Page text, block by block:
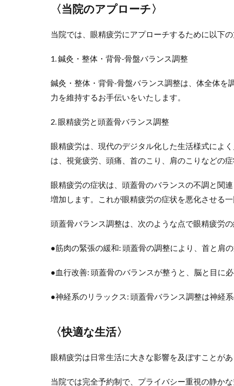
〈当院のアプローチ〉
当院では、眼精疲労にアプローチするために以下の
1. 鍼灸・整体・背骨-骨盤バランス調整
鍼灸・整体・背骨-骨盤バランス調整は、体全体を
力を維持するお手伝いをいたします。
2. 眼精疲労と頭蓋骨バランス調整
眼精疲労は、現代のデジタル化した生活様式によ
は、視覚疲労、頭痛、首のこり、肩のこりなどの
眼精疲労の症状は、頭蓋骨のバランスの不調と関
増加します。これが眼精疲労の症状を悪化させる一
頭蓋骨バランス調整は、次のような点で眼精疲労
●筋肉の緊張の緩和: 頭蓋骨の調整により、首と肩
●血行改善: 頭蓋骨のバランスが整うと、脳と目に
●神経系のリラックス: 頭蓋骨バランス調整は神経
〈快適な生活〉
眼精疲労は日常生活に大きな影響を及ぼすことが
当院では完全予約制で、プライバシー重視の静か